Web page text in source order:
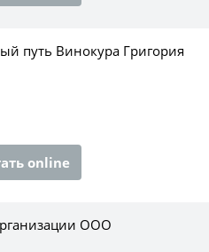
путь Винокура Григория
online
ООО